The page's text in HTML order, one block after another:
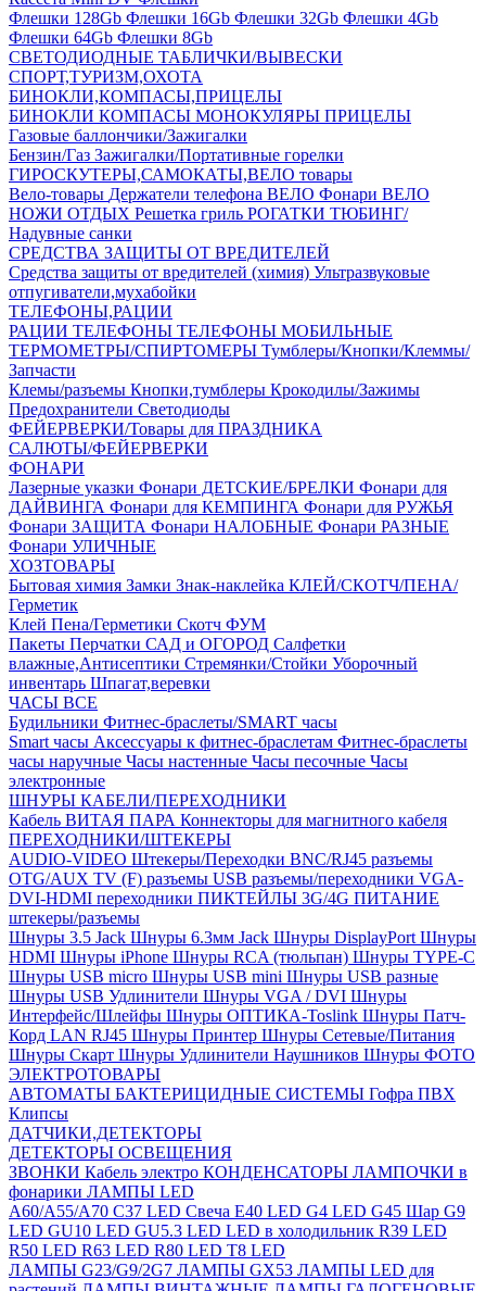
Флешки 128Gb Флешки 16Gb Флешки 32Gb Флешки 4Gb
Флешки 64Gb Флешки 8Gb
СВЕТОДИОДНЫЕ ТАБЛИЧКИ/ВЫВЕСКИ
СПОРТ,ТУРИЗМ,ОХОТА
БИНОКЛИ,КОМПАСЫ,ПРИЦЕЛЫ
БИНОКЛИ КОМПАСЫ МОНОКУЛЯРЫ ПРИЦЕЛЫ
Газовые баллончики/Зажигалки
Бензин/Газ Зажигалки/Портативные горелки
ГИРОСКУТЕРЫ,САМОКАТЫ,ВЕЛО товары
Вело-товары Держатели телефона ВЕЛО Фонари ВЕЛО
НОЖИ ОТДЫХ Решетка гриль РОГАТКИ ТЮБИНГ/
Надувные санки
СРЕДСТВА ЗАЩИТЫ ОТ ВРЕДИТЕЛЕЙ
Средства защиты от вредителей (химия) Ультразвуковые
отпугиватели,мухабойки
ТЕЛЕФОНЫ,РАЦИИ
РАЦИИ ТЕЛЕФОНЫ ТЕЛЕФОНЫ МОБИЛЬНЫЕ
ТЕРМОМЕТРЫ/СПИРТОМЕРЫ Тумблеры/Кнопки/Клеммы/
Запчасти
Клемы/разъемы Кнопки,тумблеры Крокодилы/Зажимы
Предохранители Светодиоды
ФЕЙЕРВЕРКИ/Товары для ПРАЗДНИКА
САЛЮТЫ/ФЕЙЕРВЕРКИ
ФОНАРИ
Лазерные указки Фонари ДЕТСКИЕ/БРЕЛКИ Фонари для
ДАЙВИНГА Фонари для КЕМПИНГА Фонари для РУЖЬЯ
Фонари ЗАЩИТА Фонари НАЛОБНЫЕ Фонари РАЗНЫЕ
Фонари УЛИЧНЫЕ
ХОЗТОВАРЫ
Бытовая химия Замки Знак-наклейка КЛЕЙ/СКОТЧ/ПЕНА/
Герметик
Клей Пена/Герметики Скотч ФУМ
Пакеты Перчатки САД и ОГОРОД Салфетки
влажные,Антисептики Стремянки/Стойки Уборочный
инвентарь Шпагат,веревки
ЧАСЫ ВСЕ
Будильники Фитнес-браслеты/SMART часы
Smart часы Аксессуары к фитнес-браслетам Фитнес-браслеты
часы наручные Часы настенные Часы песочные Часы
электронные
ШНУРЫ КАБЕЛИ/ПЕРЕХОДНИКИ
Кабель ВИТАЯ ПАРА Коннекторы для магнитного кабеля
ПЕРЕХОДНИКИ/ШТЕКЕРЫ
AUDIO-VIDEO Штекеры/Переходки BNC/RJ45 разъемы
OTG/AUX TV (F) разъемы USB разъемы/переходники VGA-
DVI-HDMI переходники ПИКТЕЙЛЫ 3G/4G ПИТАНИЕ
штекеры/разъемы
Шнуры 3.5 Jack Шнуры 6.3мм Jack Шнуры DisplayPort Шнуры
HDMI Шнуры iPhone Шнуры RCA (тюльпан) Шнуры TYPE-C
Шнуры USB micro Шнуры USB mini Шнуры USB разные
Шнуры USB Удлинители Шнуры VGA / DVI Шнуры
Интерфейс/Шлейфы Шнуры ОПТИКА-Toslink Шнуры Патч-
Корд LAN RJ45 Шнуры Принтер Шнуры Сетевые/Питания
Шнуры Скарт Шнуры Удлинители Наушников Шнуры ФОТО
ЭЛЕКТРОТОВАРЫ
АВТОМАТЫ БАКТЕРИЦИДНЫЕ СИСТЕМЫ Гофра ПВХ
Клипсы
ДАТЧИКИ,ДЕТЕКТОРЫ
ДЕТЕКТОРЫ ОСВЕЩЕНИЯ
ЗВОНКИ Кабель электро КОНДЕНСАТОРЫ ЛАМПОЧКИ в
фонарики ЛАМПЫ LED
A60/A55/A70 C37 LED Свеча E40 LED G4 LED G45 Шар G9
LED GU10 LED GU5.3 LED LED в холодильник R39 LED
R50 LED R63 LED R80 LED T8 LED
ЛАМПЫ G23/G9/2G7 ЛАМПЫ GX53 ЛАМПЫ LED для